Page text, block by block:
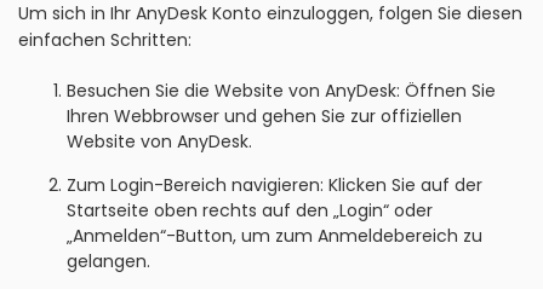
Um sich in Ihr AnyDesk Konto einzuloggen, folgen Sie diesen
einfachen Schritten:
Besuchen Sie die Website von AnyDesk: Öffnen Sie
Ihren Webbrowser und gehen Sie zur offiziellen
Website von AnyDesk.
Zum Login-Bereich navigieren: Klicken Sie auf der
Startseite oben rechts auf den „Login“ oder
„Anmelden“-Button, um zum Anmeldebereich zu
gelangen.